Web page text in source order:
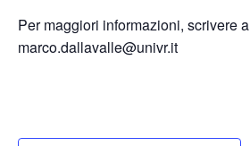
Per maggiori informazioni, scrivere a
marco.dallavalle@univr.it